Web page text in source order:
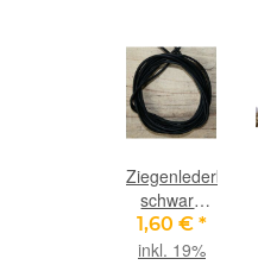
Ziegenlederband
schwarz
(fein-
weich), ca.
1,60 € *
inkl. 19%